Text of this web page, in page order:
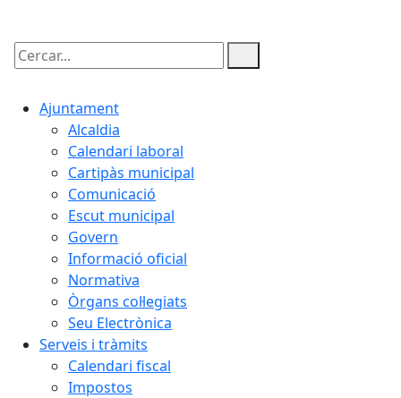
Cercar:
Ajuntament
Alcaldia
Calendari laboral
Cartipàs municipal
Comunicació
Escut municipal
Govern
Informació oficial
Normativa
Òrgans col·legiats
Seu Electrònica
Serveis i tràmits
Calendari fiscal
Impostos